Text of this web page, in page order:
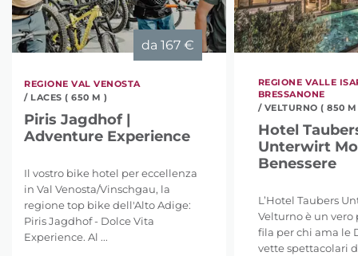
da 167 €
REGIONE VAL VENOSTA
/ LACES ( 650 M )
Piris Jagdhof |
Adventure Experience
Il vostro bike hotel per eccellenza
in Val Venosta/Vinschgau, la
regione top bike dell'Alto Adige:
Piris Jagdhof - Dolce Vita
Experience. Al ...
REGIONE VALLE
BRESSANONE
/ VELTURNO ( 850
Hotel
Unterwirt
Benessere
L’Hotel Taubers
Velturno è un vero
fila per chi ama le
vette spettacolari